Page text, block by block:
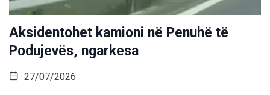
Aksidentohet kamioni në Penuhë të
Podujevës, ngarkesa
27/07/2026